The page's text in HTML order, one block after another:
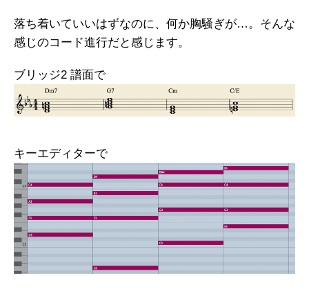
落ち着いていいはずなのに、何か胸騒ぎが…。そんな
感じのコード進行だと感じます。
ブリッジ2 譜面で
キーエディターで